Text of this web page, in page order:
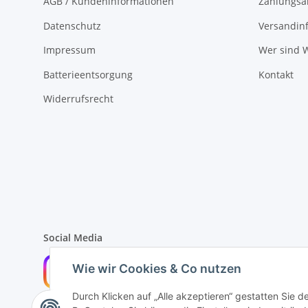
Wie wir Cookies & Co nutzen
Durch Klicken auf „Alle akzeptieren“ gestatten Sie
Datenschutz
Impressum
Batterieentsorgung
Widerrufsrecht
Wer sind
Kontakt
Social Media